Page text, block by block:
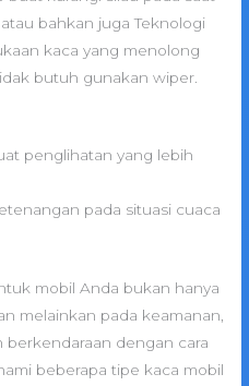
bahkan juga Teknologi
kaca yang menolong
butuh gunakan wiper.
penglihatan yang lebih
pada situasi cuaca
mobil Anda bukan hanya
melainkan pada keamanan,
berkendaraan dengan cara
beberapa tipe kaca mobil